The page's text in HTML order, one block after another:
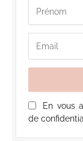
En vous
de